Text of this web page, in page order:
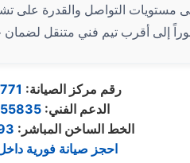
مستويات التواصل والقدرة على
فوراً إلى أقرب تيم فني متنقل
:رقم مركز الصيانة
:الدعم الفني
:الخط الساخن المباشر
احجز صيانة فورية